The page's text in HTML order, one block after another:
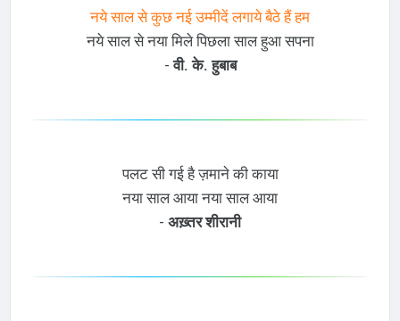
नये साल से कुछ नई उम्मीदें लगाये बैठे हैं हम
नये साल से नया मिले पिछला साल हुआ सपना
-वी. के. हुबाब
पलट सी गई है ज़माने की काया
नया साल आया नया साल आया
- अख़्तर शीरानी